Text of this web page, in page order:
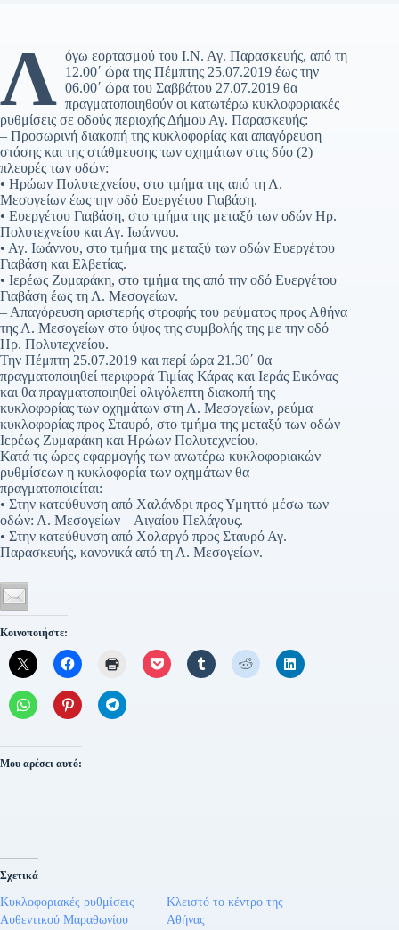
Λ όγω εορτασμού του Ι.Ν. Αγ. Παρασκευής, από τη
12.00΄ ώρα της Πέμπτης 25.07.2019 έως την
06.00΄ ώρα του Σαββάτου 27.07.2019 θα
πραγματοποιηθούν οι κατωτέρω κυκλοφοριακές
ρυθμίσεις σε οδούς περιοχής Δήμου Αγ. Παρασκευής:
– Προσωρινή διακοπή της κυκλοφορίας και απαγόρευση
στάσης και της στάθμευσης των οχημάτων στις δύο (2)
πλευρές των οδών:
• Ηρώων Πολυτεχνείου, στο τμήμα της από τη Λ.
Μεσογείων έως την οδό Ευεργέτου Γιαβάση.
• Ευεργέτου Γιαβάση, στο τμήμα της μεταξύ των οδών Ηρ.
Πολυτεχνείου και Αγ. Ιωάννου.
• Αγ. Ιωάννου, στο τμήμα της μεταξύ των οδών Ευεργέτου
Γιαβάση και Ελβετίας.
• Ιερέως Ζυμαράκη, στο τμήμα της από την οδό Ευεργέτου
Γιαβάση έως τη Λ. Μεσογείων.
– Απαγόρευση αριστερής στροφής του ρεύματος προς Αθήνα
της Λ. Μεσογείων στο ύψος της συμβολής της με την οδό
Ηρ. Πολυτεχνείου.
Την Πέμπτη 25.07.2019 και περί ώρα 21.30΄ θα
πραγματοποιηθεί περιφορά Τιμίας Κάρας και Ιεράς Εικόνας
και θα πραγματοποιηθεί ολιγόλεπτη διακοπή της
κυκλοφορίας των οχημάτων στη Λ. Μεσογείων, ρεύμα
κυκλοφορίας προς Σταυρό, στο τμήμα της μεταξύ των οδών
Ιερέως Ζυμαράκη και Ηρώων Πολυτεχνείου.
Κατά τις ώρες εφαρμογής των ανωτέρω κυκλοφοριακών
ρυθμίσεων η κυκλοφορία των οχημάτων θα
πραγματοποιείται:
• Στην κατεύθυνση από Χαλάνδρι προς Υμηττό μέσω των
οδών: Λ. Μεσογείων – Αιγαίου Πελάγους.
• Στην κατεύθυνση από Χολαργό προς Σταυρό Αγ.
Παρασκευής, κανονικά από τη Λ. Μεσογείων.
Κοινοποιήστε:
Μου αρέσει αυτό:
Σχετικά
Κυκλοφοριακές ρυθμίσεις
Αυθεντικού Μαραθωνίου
Κλειστό το κέντρο της
Αθήνας